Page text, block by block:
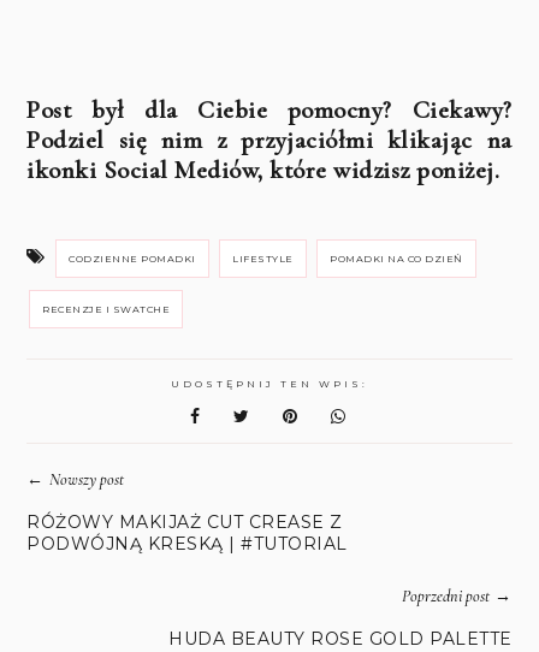
Post był dla Ciebie pomocny? Ciekawy?
Podziel się nim z przyjaciółmi klikając na
ikonki Social Mediów, które widzisz poniżej.
CODZIENNE POMADKI LIFESTYLE POMADKI NA CO DZIEŃ
RECENZJE I SWATCHE
UDOSTĘPNIJ TEN WPIS:
←Nowszy post
RÓŻOWY MAKIJAŻ CUT CREASE Z
PODWÓJNĄ KRESKĄ | #TUTORIAL
Poprzedni post→
HUDA BEAUTY ROSE GOLD PALETTE